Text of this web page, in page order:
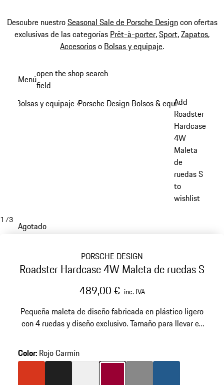
Descubre nuestroSeasonal Sale de Porsche Designcon ofertas
exclusivas de las categorías Prêt-à-porter,Sport,Zapatos,
Accesorioso Bolsas y equipaje.
principal
Menúopen the shop search
field
Bolsas y equipaje /Porsche Design Bolsos & equipaje
Add
Roadster
Hardcase
4W
Maleta
de
ruedas S
to
wishlist
1 /3
Agotado
PORSCHE DESIGN
Roadster Hardcase 4W Maleta de ruedas S
489,00 € inc. IVA
Pequeña maleta de diseño fabricada en plástico ligero
con 4 ruedas y diseño exclusivo. Tamaño para llevar en
Color: Rojo Carmínomitir
variantes